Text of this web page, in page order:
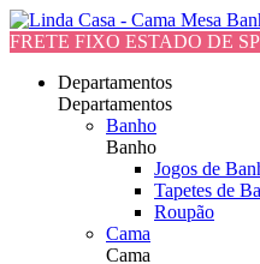
FRETE FIXO ESTADO DE
Departamentos
Departamentos
Banho
Banho
Jogos de
Tapetes de
Roupão
Cama
Cama